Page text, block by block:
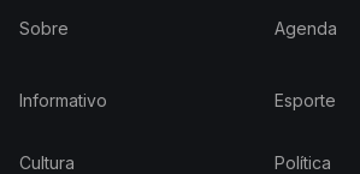
Sobre Agenda
Informativo Esporte
Cultura Política